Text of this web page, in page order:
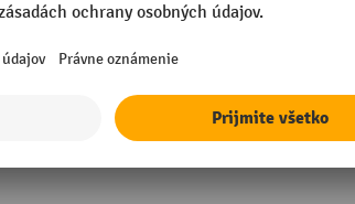
Spojenie stupienkov/priečok